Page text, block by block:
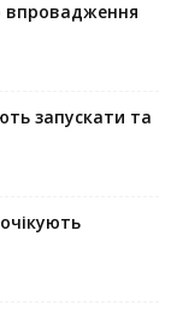
впровадження
запускaти та